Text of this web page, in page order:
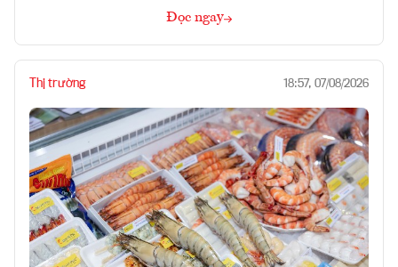
Đọc ngay
Thị trường 18:57, 07/08/2026